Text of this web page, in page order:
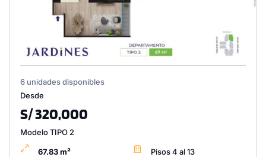
6 unidades disponibles
Desde
S/ 320,000
Modelo TIPO 2
67.83 m² Pisos 4 al 13